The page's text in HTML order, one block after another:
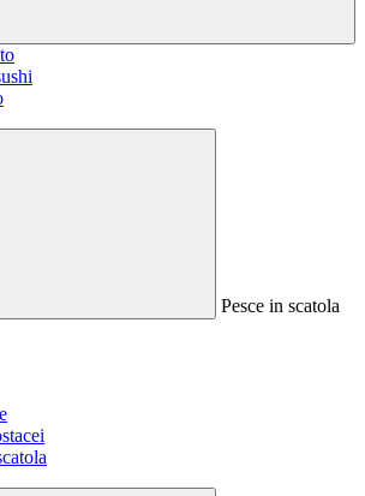
Pesce in scatola